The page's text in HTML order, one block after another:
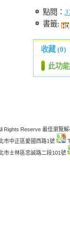
點閱：
書籤:
收藏 (0)
此功
Rights Reserve 最佳瀏覽
市中正區愛國西路1號
市士林區忠誠路二段101號